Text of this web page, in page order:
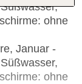
ohne
Januar -
ohne